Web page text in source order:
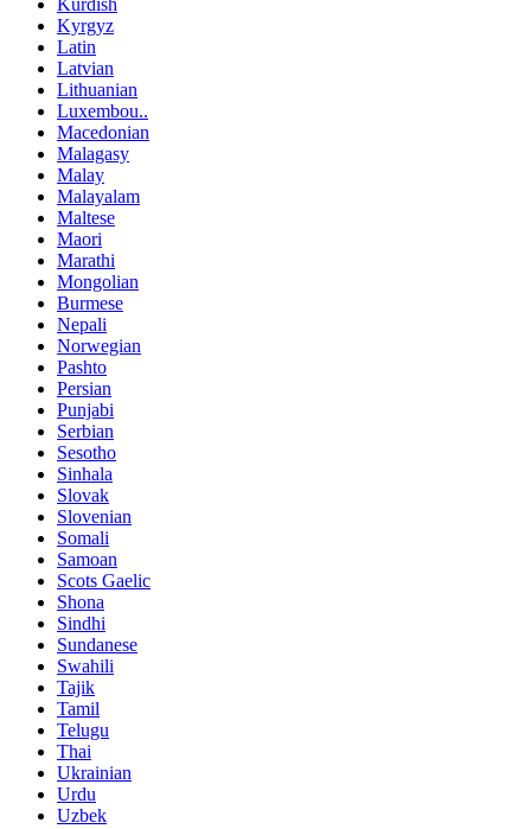
Kurdish
Kyrgyz
Latin
Latvian
Lithuanian
Luxembou..
Macedonian
Malagasy
Malay
Malayalam
Maltese
Maori
Marathi
Mongolian
Burmese
Nepali
Norwegian
Pashto
Persian
Punjabi
Serbian
Sesotho
Sinhala
Slovak
Slovenian
Somali
Samoan
Scots Gaelic
Shona
Sindhi
Sundanese
Swahili
Tajik
Tamil
Telugu
Thai
Ukrainian
Urdu
Uzbek